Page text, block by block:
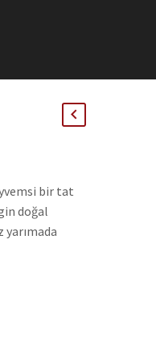
bir tat
doğal
yarımada